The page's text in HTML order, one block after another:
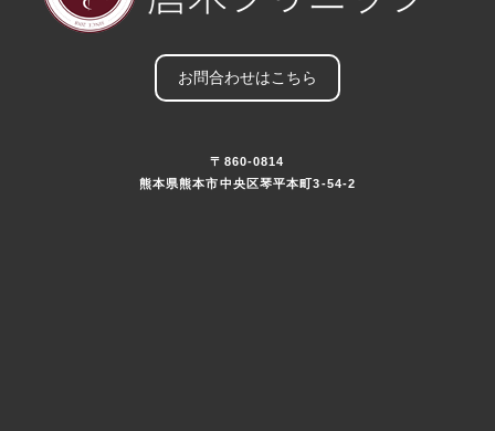
お問合わせはこちら
〒860-0814
熊本県熊本市中央区琴平本町3-54-2